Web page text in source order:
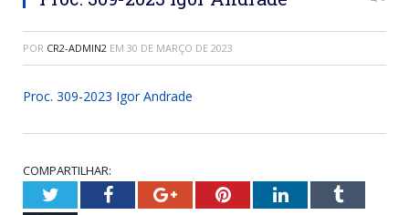
POR CR2-ADMIN2 EM 30 DE MARÇO DE 2023
Proc. 309-2023 Igor Andrade
COMPARTILHAR:
TwitterFacebookGoogle+PinterestLinkedInTumblr